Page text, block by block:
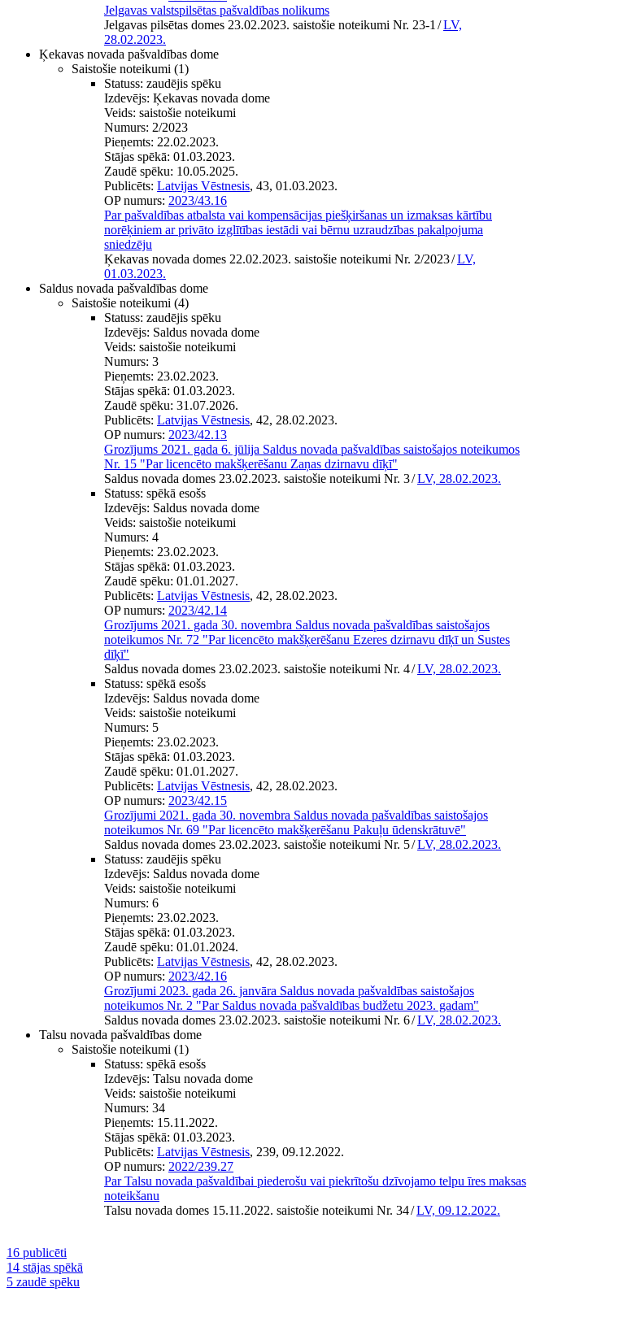
Jelgavas valstspilsētas pašvaldības nolikums
Jelgavas pilsētas domes 23.02.2023. saistošie noteikumi Nr. 23-1 /LV,
28.02.2023.
Ķekavas novada pašvaldības dome
Saistošie noteikumi (1)
Statuss: zaudējis spēku
Izdevējs: Ķekavas novada dome
Veids: saistošie noteikumi
Numurs: 2/2023
Pieņemts: 22.02.2023.
Stājas spēkā: 01.03.2023.
Zaudē spēku: 10.05.2025.
Publicēts: Latvijas Vēstnesis, 43, 01.03.2023.
OP numurs: 2023/43.16
Par pašvaldības atbalsta vai kompensācijas piešķiršanas un izmaksas kārtību
norēķiniem ar privāto izglītības iestādi vai bērnu uzraudzības pakalpojuma
sniedzēju
Ķekavas novada domes 22.02.2023. saistošie noteikumi Nr. 2/2023/LV,
01.03.2023.
Saldus novada pašvaldības dome
Saistošie noteikumi (4)
Statuss: zaudējis spēku
Izdevējs: Saldus novada dome
Veids: saistošie noteikumi
Numurs: 3
Pieņemts: 23.02.2023.
Stājas spēkā: 01.03.2023.
Zaudē spēku: 31.07.2026.
Publicēts: Latvijas Vēstnesis, 42, 28.02.2023.
OP numurs: 2023/42.13
Grozījums 2021. gada 6. jūlija Saldus novada pašvaldības saistošajos noteikumos
Nr. 15 "Par licencēto makšķerēšanu Zaņas dzirnavu dīķī"
Saldus novada domes 23.02.2023. saistošie noteikumi Nr. 3/LV, 28.02.2023.
Statuss: spēkā esošs
Izdevējs: Saldus novada dome
Veids: saistošie noteikumi
Numurs: 4
Pieņemts: 23.02.2023.
Stājas spēkā: 01.03.2023.
Zaudē spēku: 01.01.2027.
Publicēts: Latvijas Vēstnesis, 42, 28.02.2023.
OP numurs: 2023/42.14
Grozījums 2021. gada 30. novembra Saldus novada pašvaldības saistošajos
noteikumos Nr. 72 "Par licencēto makšķerēšanu Ezeres dzirnavu dīķī un Sustes
dīķī"
Saldus novada domes 23.02.2023. saistošie noteikumi Nr. 4/LV, 28.02.2023.
Statuss: spēkā esošs
Izdevējs: Saldus novada dome
Veids: saistošie noteikumi
Numurs: 5
Pieņemts: 23.02.2023.
Stājas spēkā: 01.03.2023.
Zaudē spēku: 01.01.2027.
Publicēts: Latvijas Vēstnesis, 42, 28.02.2023.
OP numurs: 2023/42.15
Grozījumi 2021. gada 30. novembra Saldus novada pašvaldības saistošajos
noteikumos Nr. 69 "Par licencēto makšķerēšanu Pakuļu ūdenskrātuvē"
Saldus novada domes 23.02.2023. saistošie noteikumi Nr. 5/LV, 28.02.2023.
Statuss: zaudējis spēku
Izdevējs: Saldus novada dome
Veids: saistošie noteikumi
Numurs: 6
Pieņemts: 23.02.2023.
Stājas spēkā: 01.03.2023.
Zaudē spēku: 01.01.2024.
Publicēts: Latvijas Vēstnesis, 42, 28.02.2023.
OP numurs: 2023/42.16
Grozījumi 2023. gada 26. janvāra Saldus novada pašvaldības saistošajos
noteikumos Nr. 2 "Par Saldus novada pašvaldības budžetu 2023. gadam"
Saldus novada domes 23.02.2023. saistošie noteikumi Nr. 6/LV, 28.02.2023.
Talsu novada pašvaldības dome
Saistošie noteikumi (1)
Statuss: spēkā esošs
Izdevējs: Talsu novada dome
Veids: saistošie noteikumi
Numurs: 34
Pieņemts: 15.11.2022.
Stājas spēkā: 01.03.2023.
Publicēts: Latvijas Vēstnesis, 239, 09.12.2022.
OP numurs: 2022/239.27
Par Talsu novada pašvaldībai piederošu vai piekrītošu dzīvojamo telpu īres maksas
noteikšanu
Talsu novada domes 15.11.2022. saistošie noteikumi Nr. 34/LV, 09.12.2022.
16 publicēti
14 stājas spēkā
5 zaudē spēku